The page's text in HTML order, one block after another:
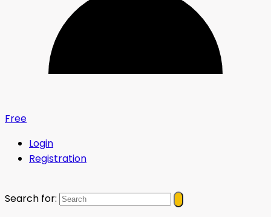
Free
Login
Registration
Search for: